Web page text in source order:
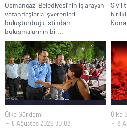
Osmangazi Belediyesi’nin iş arayan
vatandaşlarla işverenleri
buluşturduğu istihdam
buluşmalarının bir...
Sivil
Ülke Gündemi
8 Ağustos 2026 00:08
Ülke
8